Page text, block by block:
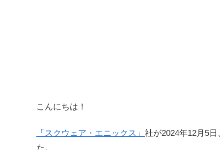
こんにちは！
「スクウェア・エニックス」 社が2024年12月5日
た。